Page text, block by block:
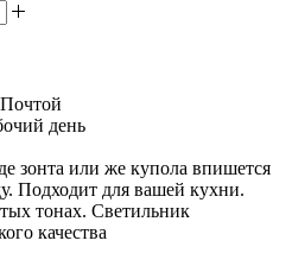
день
зонта или же купола впишется
Подходит для вашей кухни.
тонах. Светильник
качества